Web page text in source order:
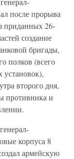
после прорыва
приданных 26-
создание
бригады,
полков (всего
установок),
второго дня,
противника и
корпуса 8
армейскую